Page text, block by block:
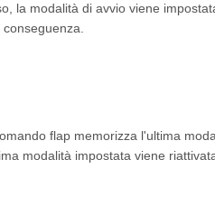
la modalità di avvio viene
flap memorizza l'ultima
modalità impostata viene